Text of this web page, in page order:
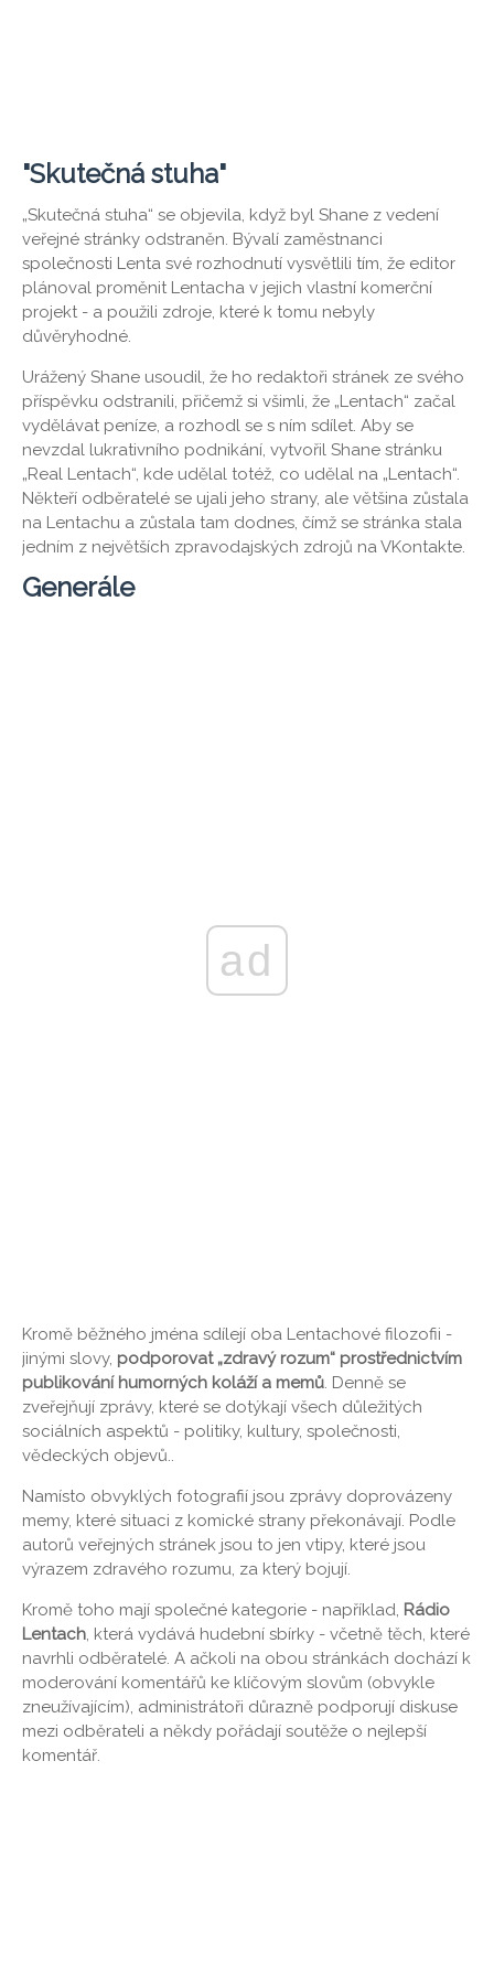
"Skutečná stuha"
„Skutečná stuha“ se objevila, když byl Shane z vedení
veřejné stránky odstraněn. Bývalí zaměstnanci
společnosti Lenta své rozhodnutí vysvětlili tím, že editor
plánoval proměnit Lentacha v jejich vlastní komerční
projekt - a použili zdroje, které k tomu nebyly
důvěryhodné.
Urážený Shane usoudil, že ho redaktoři stránek ze svého
příspěvku odstranili, přičemž si všimli, že „Lentach“ začal
vydělávat peníze, a rozhodl se s ním sdílet. Aby se
nevzdal lukrativního podnikání, vytvořil Shane stránku
„Real Lentach“, kde udělal totéž, co udělal na „Lentach“.
Někteří odběratelé se ujali jeho strany, ale většina zůstala
na Lentachu a zůstala tam dodnes, čímž se stránka stala
jedním z největších zpravodajských zdrojů na VKontakte.
Generále
ad
Kromě běžného jména sdílejí oba Lentachové filozofii -
jinými slovy, podporovat „zdravý rozum“ prostřednictvím
publikování humorných koláží a memů . Denně se
zveřejňují zprávy, které se dotýkají všech důležitých
sociálních aspektů - politiky, kultury, společnosti,
vědeckých objevů..
Namísto obvyklých fotografií jsou zprávy doprovázeny
memy, které situaci z komické strany překonávají. Podle
autorů veřejných stránek jsou to jen vtipy, které jsou
výrazem zdravého rozumu, za který bojují.
Kromě toho mají společné kategorie - například, Rádio
Lentach , která vydává hudební sbírky - včetně těch, které
navrhli odběratelé. A ačkoli na obou stránkách dochází k
moderování komentářů ke klíčovým slovům (obvykle
zneužívajícím), administrátoři důrazně podporují diskuse
mezi odběrateli a někdy pořádají soutěže o nejlepší
komentář.